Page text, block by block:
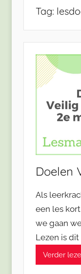
Tag:
Doelen
Als
een les
we gaan
Lezen is
Verder